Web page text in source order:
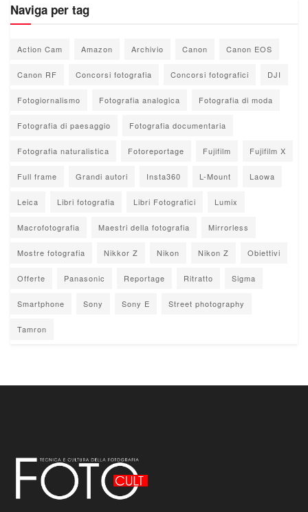
Naviga per tag
Action Cam Amazon Archivio Canon Canon EOS
Canon RF Concorsi fotografia Concorsi fotografici DJI
Fotogiornalismo Fotografia analogica Fotografia di moda
Fotografia di paesaggio Fotografia documentaria
Fotografia naturalistica Fotoreportage Fujifilm Fujifilm X
Full frame Grandi autori Insta360 L-Mount Laowa
Leica Libri fotografia Libri Fotografici Lumix
Macrofotografia Maestri della fotografia Mirrorless
Mostre fotografia Nikkor Z Nikon Nikon Z Obiettivi
Offerte Panasonic Reportage Ritratto Sigma
Smartphone Sony Sony E Street photography
Tamron